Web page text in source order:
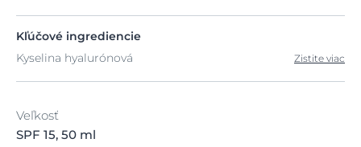
Kľúčové ingrediencie
Kyselina hyalurónová
Zistite viac
Veľkosť
SPF 15, 50 ml